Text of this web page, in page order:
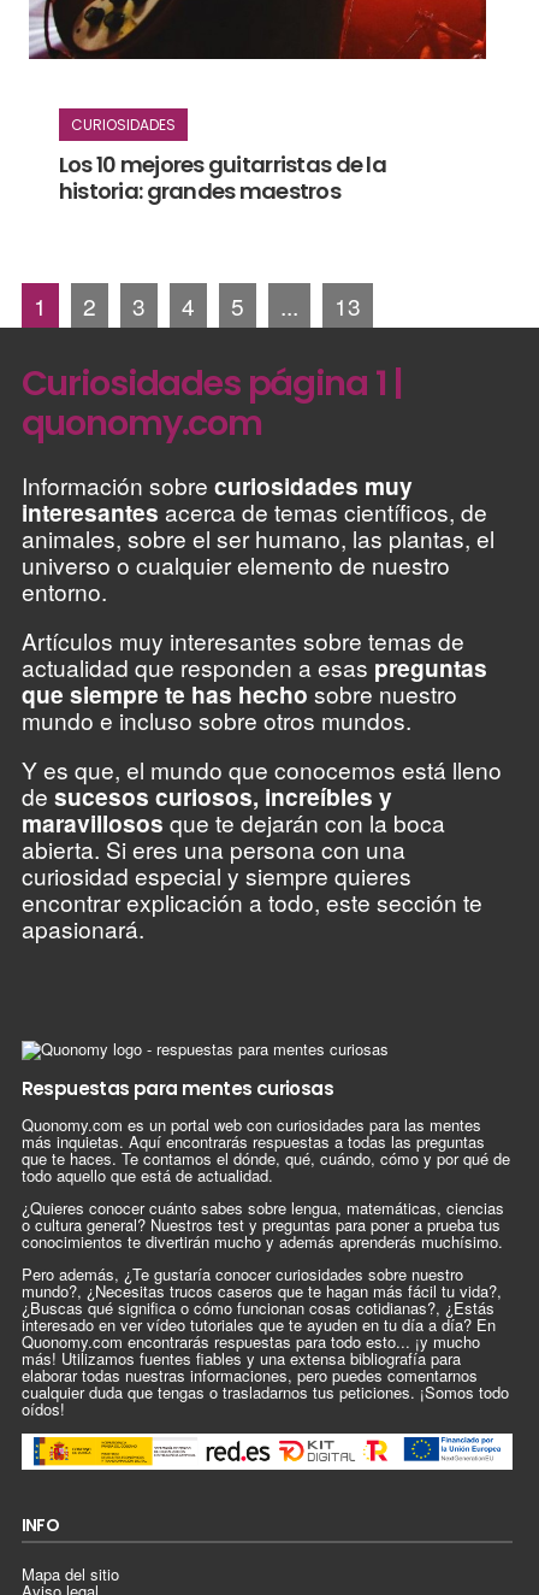
CURIOSIDADES
Los 10 mejores guitarristas de la
historia: grandes maestros
1 2 3 4 5 ... 13
Curiosidades página 1 |
quonomy.com
Información sobre curiosidades muy
interesantes acerca de temas científicos, de
animales, sobre el ser humano, las plantas, el
universo o cualquier elemento de nuestro
entorno.
Artículos muy interesantes sobre temas de
actualidad que responden a esas preguntas
que siempre te has hecho sobre nuestro
mundo e incluso sobre otros mundos.
Y es que, el mundo que conocemos está lleno
de sucesos curiosos, increíbles y
maravillosos que te dejarán con la boca
abierta. Si eres una persona con una
curiosidad especial y siempre quieres
encontrar explicación a todo, este sección te
apasionará.
Respuestas para mentes curiosas
Quonomy.com es un portal web con curiosidades para las mentes
más inquietas. Aquí encontrarás respuestas a todas las preguntas
que te haces. Te contamos el dónde, qué, cuándo, cómo y por qué de
todo aquello que está de actualidad.
¿Quieres conocer cuánto sabes sobre lengua, matemáticas, ciencias
o cultura general? Nuestros test y preguntas para poner a prueba tus
conocimientos te divertirán mucho y además aprenderás muchísimo.
Pero además, ¿Te gustaría conocer curiosidades sobre nuestro
mundo?, ¿Necesitas trucos caseros que te hagan más fácil tu vida?,
¿Buscas qué significa o cómo funcionan cosas cotidianas?, ¿Estás
interesado en ver vídeo tutoriales que te ayuden en tu día a día? En
Quonomy.com encontrarás respuestas para todo esto... ¡y mucho
más! Utilizamos fuentes fiables y una extensa bibliografía para
elaborar todas nuestras informaciones, pero puedes comentarnos
cualquier duda que tengas o trasladarnos tus peticiones. ¡Somos todo
oídos!
INFO
Mapa del sitio
Aviso legal